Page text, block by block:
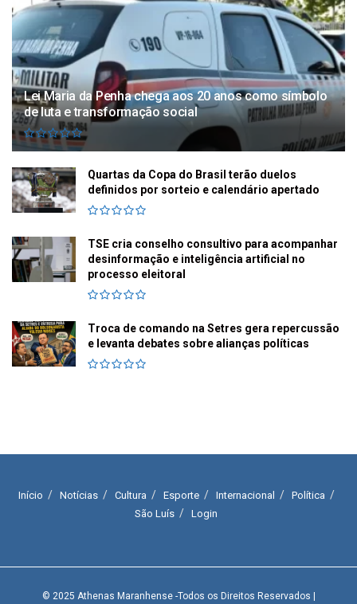
Lei Maria da Penha chega aos 20 anos como símbolo
de luta e transformação social
Quartas da Copa do Brasil terão duelos
definidos por sorteio e calendário apertado
TSE cria conselho consultivo para acompanhar
desinformação e inteligência artificial no
processo eleitoral
Troca de comando na Setres gera repercussão
e levanta debates sobre alianças políticas
Início Notícias Cultura Esporte Internacional
Política
São Luís
Login
© 2025 Athenas Maranhense-Todos os Direitos Reservados